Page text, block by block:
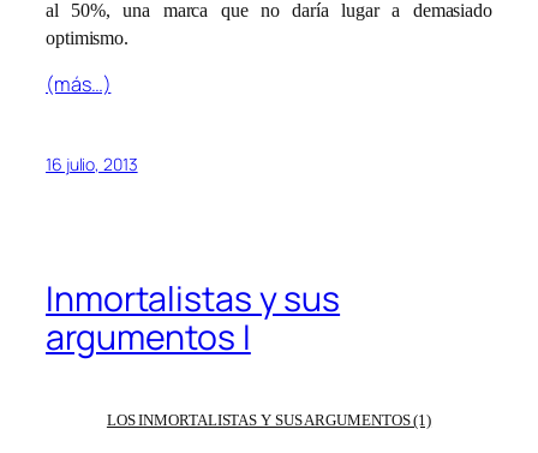
al 50%, una marca que no daría lugar a demasiado
optimismo.
(más…)
16 julio, 2013
Inmortalistas y sus
argumentos I
LOS INMORTALISTAS Y SUS ARGUMENTOS (1)